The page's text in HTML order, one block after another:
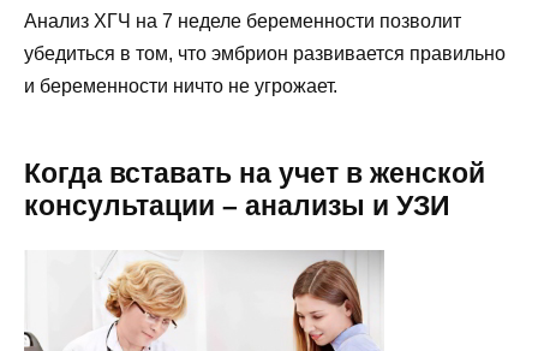
Анализ ХГЧ на 7 неделе беременности позволит
убедиться в том, что эмбрион развивается правильно
и беременности ничто не угрожает.
Когда вставать на учет в женской
консультации – анализы и УЗИ